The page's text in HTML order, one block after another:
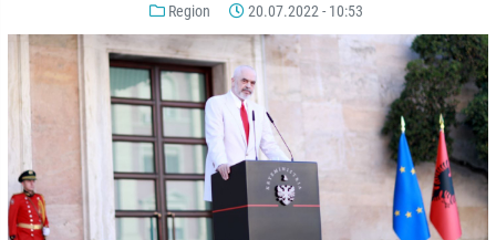
Region 20.07.2022 - 10:53